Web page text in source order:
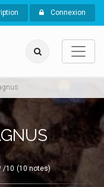
Connexion
/10 (10 notes)